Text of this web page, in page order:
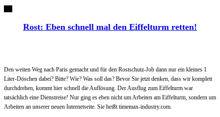
Rost: Eben schnell mal den Eiffelturm retten!
Den weiten Weg nach Paris gemacht und für den Rostschutz-Job dann nur ein kleines 1
Liter-Döschen dabei? Bitte? Wie? Was soll das? Bevor Sie jetzt denken, dass wir komplett
durchdrehen, kommt hier schnell die Auflösung. Der Ausflug zum Eiffelturm war
tatsächlich eine Dienstreise! Nur ging es eben nicht um Arbeiten am Eiffelturm, sondern um
Arbeiten an unserer neuen Internetseite. Sie heißt timemax-industry.com.